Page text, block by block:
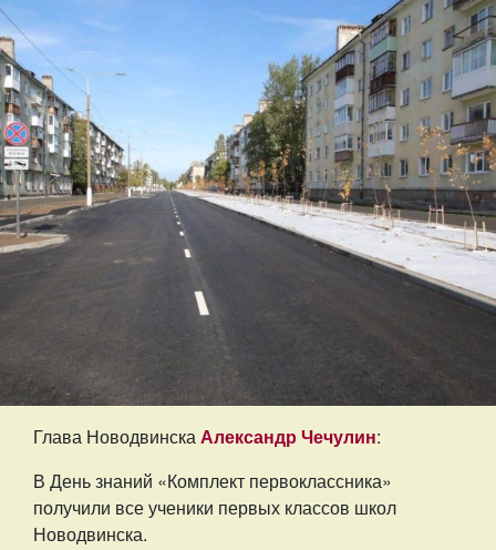
Глава НоводвинскаАлександр Чечулин:
В День знаний «Комплект первоклассника»
получили все ученики первых классов школ
Новодвинска.